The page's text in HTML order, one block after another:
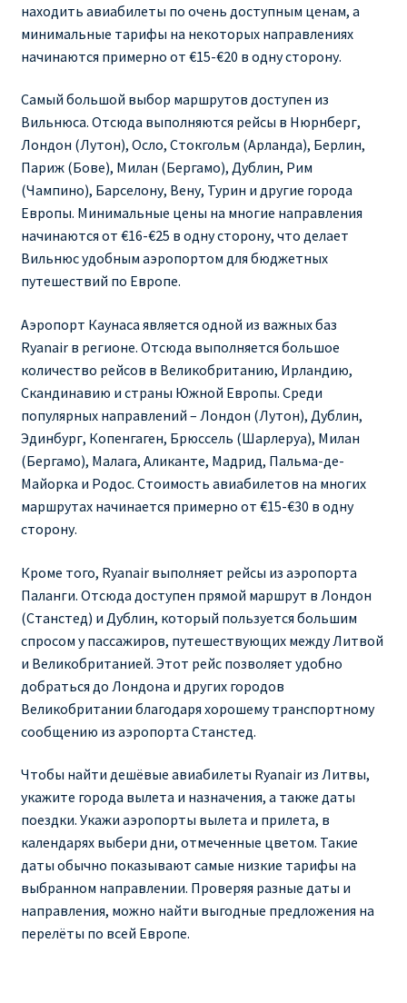
Ryanair Польша
RYANAIR ПОРТУГАЛИЯ
RYANAIR ПОСАДОЧНЫЙ ТАЛОН – BOARDING PASS
Ryanair Россия
RYANAIR ТЕЛЬ-АВИВ, ЭЙЛАТ, ИЗРАИЛЬ
RYANAIR УКРАИНА | АВИАБИЛЕТЫ ОТ €15
Херсона от € 15
RYANAIR.COM НА РУССКОМ – кнфтфшкюсщь
Авиабилеты Ryanair на Тенерифе от €15
АВИАБИЛЕТЫ RYANAIR ОТ € 12
АВИАБИЛЕТЫ ВИЛЬНЮС БАРСЕЛОНА
АВИАБИЛЕТЫ ХЕЛЬСИНКИ МИЛАН
Акции RYANAIR из Варшавы
Акции RYANAIR из Вильнюса
Акции RYANAIR из Каунаса
Барселона
БИЛЕТЫ RYANAIR | ПОИСК ЛУЧШЕЙ ЦЕНЫ |
БРОНИРОВАНИЕ
БИЛЕТЫ RYANAIR НА ЗАВТРА КУПИТЬ ОНЛАЙН
находить авиабилеты по очень доступным ценам, а
минимальные тарифы на некоторых направлениях
начинаются примерно от €15-€20 в одну сторону.
Самый большой выбор маршрутов доступен из
Вильнюса. Отсюда выполняются рейсы в Нюрнберг,
Лондон (Лутон), Осло, Стокгольм (Арланда), Берлин,
Париж (Бове), Милан (Бергамо), Дублин, Рим
(Чампино), Барселону, Вену, Турин и другие города
Европы. Минимальные цены на многие направления
начинаются от €16-€25 в одну сторону, что делает
Вильнюс удобным аэропортом для бюджетных
путешествий по Европе.
Аэропорт Каунаса является одной из важных баз
Ryanair в регионе. Отсюда выполняется большое
количество рейсов в Великобританию, Ирландию,
Скандинавию и страны Южной Европы. Среди
популярных направлений – Лондон (Лутон), Дублин,
Эдинбург, Копенгаген, Брюссель (Шарлеруа), Милан
(Бергамо), Малага, Аликанте, Мадрид, Пальма-де-
Майорка и Родос. Стоимость авиабилетов на многих
маршрутах начинается примерно от €15-€30 в одну
сторону.
Кроме того, Ryanair выполняет рейсы из аэропорта
Паланги. Отсюда доступен прямой маршрут в Лондон
(Станстед) и Дублин, который пользуется большим
спросом у пассажиров, путешествующих между Литвой
и Великобританией. Этот рейс позволяет удобно
добраться до Лондона и других городов
Великобритании благодаря хорошему транспортному
сообщению из аэропорта Станстед.
Чтобы найти дешёвые авиабилеты Ryanair из Литвы,
укажите города вылета и назначения, а также даты
поездки. Укажи аэропорты вылета и прилета, в
календарях выбери дни, отмеченные цветом. Такие
даты обычно показывают самые низкие тарифы на
выбранном направлении. Проверяя разные даты и
направления, можно найти выгодные предложения на
перелёты по всей Европе.